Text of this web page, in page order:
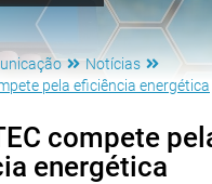
Notícias
pela eficiência energética
compete
energética